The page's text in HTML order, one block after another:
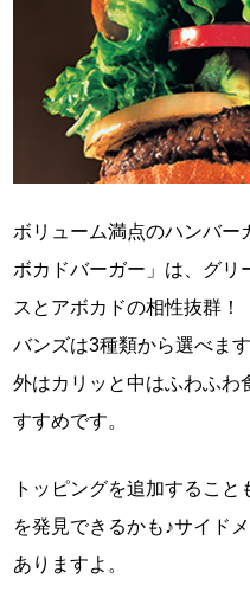
ボリューム満点のハンバー
ボカドバーガー」は、グリ
スとアボカドの相性抜群！
バンズは3種類から選べま
外はカリッと中はふわふわ
すすめです。
トッピングを追加するこ
を発見できるかも♪サイド
ありますよ。